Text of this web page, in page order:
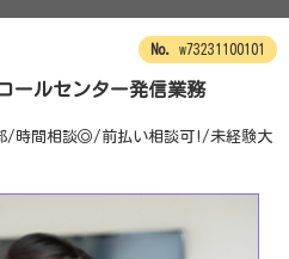
w73231100101
ールセンター発信業務
/時間相談◎/前払い相談可!/未経験大